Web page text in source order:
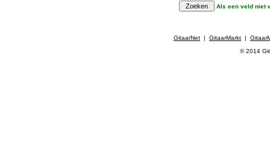
Als een veld niet
GitaarNet | GitaarMarkt |
© 2014